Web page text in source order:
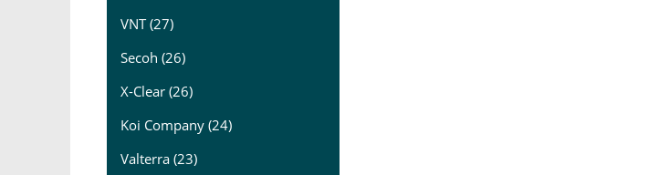
VNT (27)
Secoh (26)
X-Clear (26)
Koi Company (24)
Valterra (23)